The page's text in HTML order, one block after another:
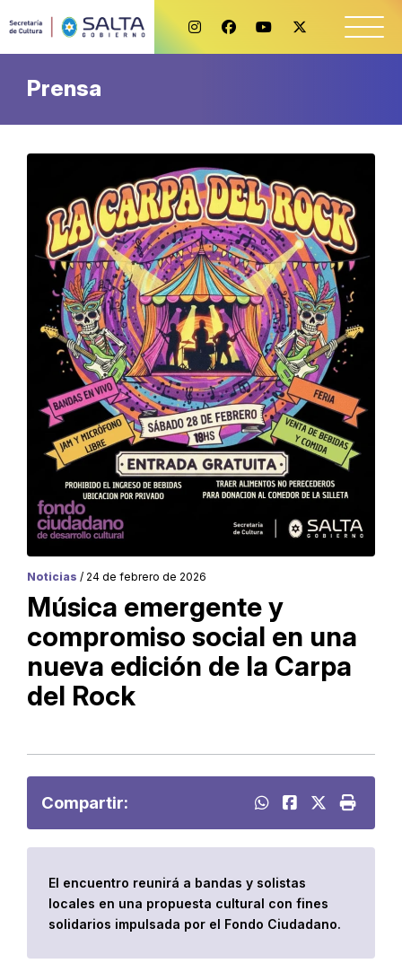
Prensa
Noticias / 24 de febrero de 2026
Música emergente y
compromiso social en una
nueva edición de la Carpa
del Rock
Compartir:
El encuentro reunirá a bandas y solistas
locales en una propuesta cultural con fines
solidarios impulsada por el Fondo Ciudadano.